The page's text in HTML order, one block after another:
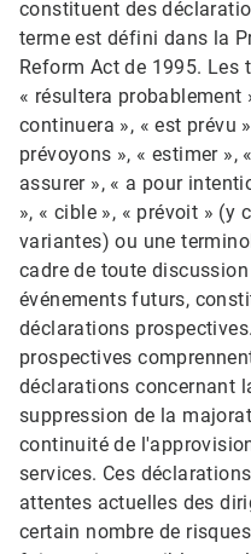
constituent des
terme est défini dans la
Reform Act de 1995. Les
« résultera probablement
continuera », « est prévu
prévoyons », « estimer »,
assurer », « a pour
», « cible », « prévoit » (y
variantes) ou une
cadre de toute
événements futurs,
déclarations
prospectives
déclarations concernant
suppression de la
continuité de
services. Ces
attentes actuelles des
certain nombre de